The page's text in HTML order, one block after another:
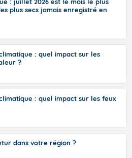
sont comprises entre 23 et 28
et la façade atlantique, elles
et 36 dans l'intérieur du pays,
37 à 38 degrés dans l'arrière-
la Garonne.
Fermer
Roussillon à la vallée de l’Aude et à
de ce vent vient du latin trasmontanus,
allusion aux régions montagneuses
plus secs jamais enregistré en
: quel impact sur les
?
: quel impact sur les feux
dans votre région ?